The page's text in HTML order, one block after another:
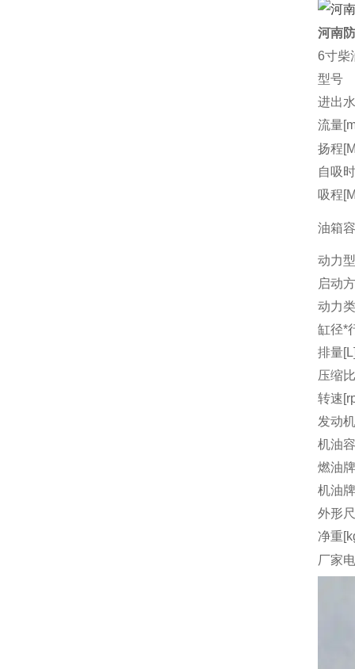
河南
6寸柴
型号
进出
流量
扬程
自吸
吸程
油箱
动力
启动
动力
缸径*
排量
压缩比
转速
发动
机油
燃油
机油
外形
净重
厂家